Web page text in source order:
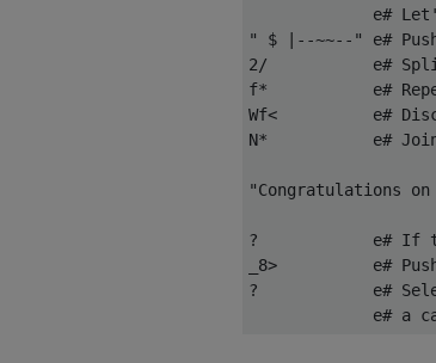
e#
" $ |--~~--" e#
2/           e#
f*           e#
Wf<          e#
N*           e# Join
"Congratulations
?            e# If
_8>          e#
?            e#